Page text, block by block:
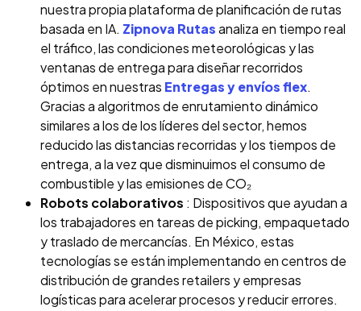
nuestra propia plataforma de planificación de rutas
basada en IA. Zipnova Rutasanaliza en tiempo real
el tráfico, las condiciones meteorológicas y las
ventanas de entrega para diseñar recorridos
óptimos en nuestras Entregas y envíos flex.
Gracias a algoritmos de enrutamiento dinámico
similares a los de los líderes del sector, hemos
reducido las distancias recorridas y los tiempos de
entrega, a la vez que disminuimos el consumo de
combustible y las emisiones de CO₂
Robots colaborativos : Dispositivos que ayudan a
los trabajadores en tareas de picking, empaquetado
y traslado de mercancías. En México, estas
tecnologías se están implementando en centros de
distribución de grandes retailers y empresas
logísticas para acelerar procesos y reducir errores.